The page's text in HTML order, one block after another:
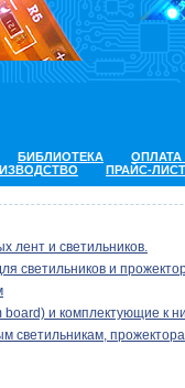
БИБЛИОТЕКА
ОПЛАТА
ПРАЙС-ЛИСТ
лент и светильников.
светильников и
board) и комплектующие к
светильникам,